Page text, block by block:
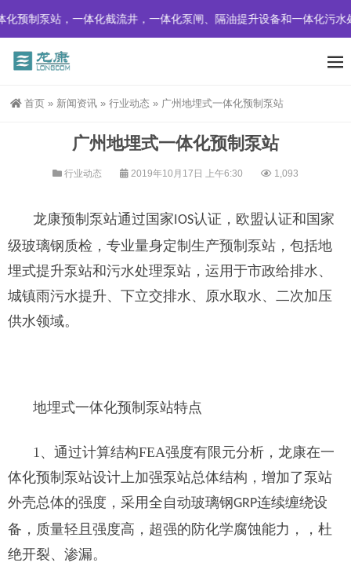
制泵站，一体化截流井，一体化泵闸、隔油提升设备和一体化污水处
首页 » 新闻资讯 » 行业动态 » 广州地埋式一体化预制泵站
广州地埋式一体化预制泵站
行业动态 2019年10月17日 上午6:30 1,093
龙康预制泵站通过国家IOS认证，欧盟认证和国家
级玻璃钢质检，专业量身定制生产预制泵站，包括地
埋式提升泵站和污水处理泵站，运用于市政给排水、
城镇雨污水提升、下立交排水、原水取水、二次加压
供水领域。
地埋式一体化预制泵站特点
1、通过计算结构FEA强度有限元分析，龙康在一
体化预制泵站设计上加强泵站总体结构，增加了泵站
外壳总体的强度，采用全自动玻璃钢GRP连续缠绕设
备，质量轻且强度高，超强的防化学腐蚀能力，，杜
绝开裂、渗漏。